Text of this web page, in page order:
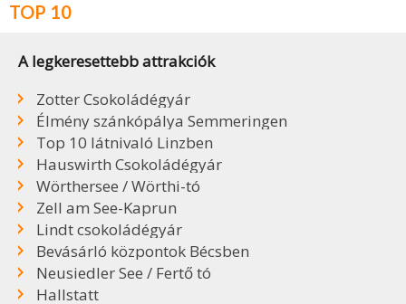
TOP 10
A legkeresettebb attrakciók
Zotter Csokoládégyár
Élmény szánkópálya Semmeringen
Top 10 látnivaló Linzben
Hauswirth Csokoládégyár
Wörthersee / Wörthi-tó
Zell am See-Kaprun
Lindt csokoládégyár
Bevásárló központok Bécsben
Neusiedler See / Fertő tó
Hallstatt